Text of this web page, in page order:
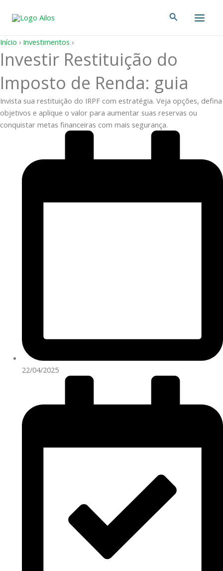
para
conteúdo
Pesquisar
Início › Investimentos ›
Investir Restituição do
Imposto de Renda: guia
Invista sua restituição do IRPF com estratégia. Veja opções, defina
objetivos e aplique o valor para aumentar suas reservas ou
conquistar metas financeiras com mais segurança.
22/04/2025